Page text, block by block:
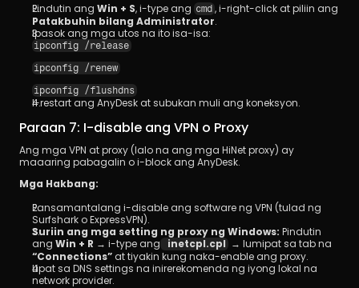
Pindutin ang Win + S, i-type ang cmd
Patakbuhin bilang Administrator.
Ipasok ang mga utos na ito isa-isa:
ipconfig /release
ipconfig /renew
ipconfig /flushdns
I-restart ang AnyDesk at subukan muli ang koneksyon.
Paraan 7: I-disable ang VPN o Proxy
Ang mga VPN at proxy (lalo na ang mga HiNet proxy) ay
maaaring pabagalin o i-block ang AnyDesk.
Mga Hakbang:
Pansamantalang i-disable ang software ng VPN (tulad ng
Surfshark o ExpressVPN).
Suriin ang mga setting ng proxy ng Windows: Pindutin
ang Win + R → i-type ang inetcpl.cpl
“Connections” at tiyakin kung naka-enable ang proxy.
Lipat sa DNS settings na inirerekomenda ng iyong lokal na
network provider.